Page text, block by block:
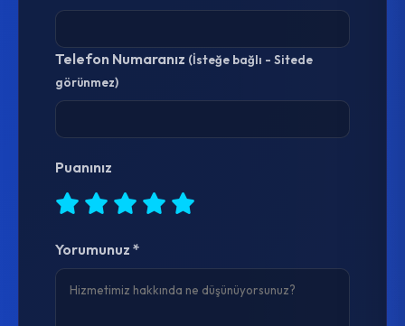
Telefon Numaranız (İsteğe bağlı - Sitede
görünmez)
Puanınız
Yorumunuz *